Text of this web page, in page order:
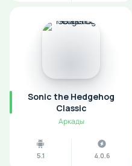
Sonic the Hedgehog
Classic
Аркады
5.1 4.0.6